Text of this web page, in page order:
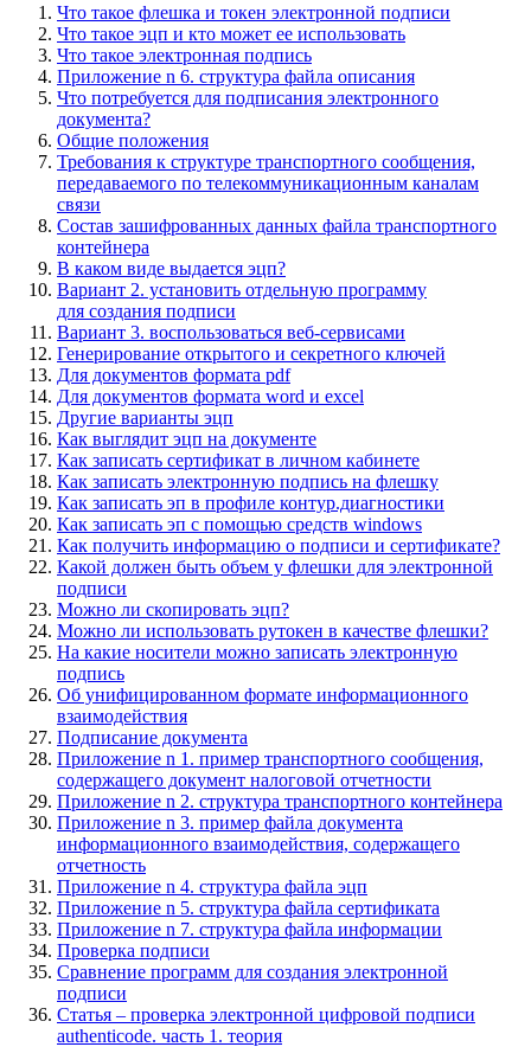
Что такое флешка и токен электронной подписи
Что такое эцп и кто может ее использовать
Что такое электронная подпись
Приложение n 6. структура файла описания
Что потребуется для подписания электронного
документа?
Общие положения
Требования к структуре транспортного сообщения,
передаваемого по телекоммуникационным каналам
связи
Состав зашифрованных данных файла транспортного
контейнера
В каком виде выдается эцп?
Вариант 2. установить отдельную программу
для создания подписи
Вариант 3. воспользоваться веб-сервисами
Генерирование открытого и секретного ключей
Для документов формата pdf
Для документов формата word и excel
Другие варианты эцп
Как выглядит эцп на документе
Как записать сертификат в личном кабинете
Как записать электронную подпись на флешку
Как записать эп в профиле контур.диагностики
Как записать эп с помощью средств windows
Как получить информацию о подписи и сертификате?
Какой должен быть объем у флешки для электронной
подписи
Можно ли скопировать эцп?
Можно ли использовать рутокен в качестве флешки?
На какие носители можно записать электронную
подпись
Об унифицированном формате информационного
взаимодействия
Подписание документа
Приложение n 1. пример транспортного сообщения,
содержащего документ налоговой отчетности
Приложение n 2. структура транспортного контейнера
Приложение n 3. пример файла документа
информационного взаимодействия, содержащего
отчетность
Приложение n 4. структура файла эцп
Приложение n 5. структура файла сертификата
Приложение n 7. структура файла информации
Проверка подписи
Сравнение программ для создания электронной
подписи
Статья – проверка электронной цифровой подписи
authenticode. часть 1. теория